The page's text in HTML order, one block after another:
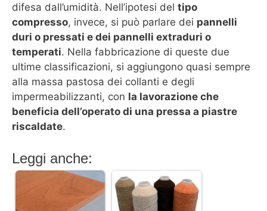
difesa dall’umidità. Nell’ipotesi del tipo
compresso, invece, si può parlare dei pannelli
duri o pressati e dei pannelli extraduri o
temperati. Nella fabbricazione di queste due
ultime classificazioni, si aggiungono quasi sempre
alla massa pastosa dei collanti e degli
impermeabilizzanti, con la lavorazione che
beneficia dell’operato di una pressa a piastre
riscaldate.
Leggi anche: